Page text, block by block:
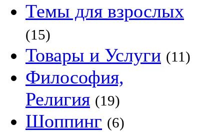
Темы для взрослых
(15)
Товары и Услуги (11)
Философия,
Религия (19)
Шоппинг (6)